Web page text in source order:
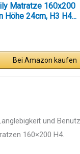
Matratze 160x200
Höhe 24cm, H3 H4...
Bei Amazon kaufen
und
160×200 H4.